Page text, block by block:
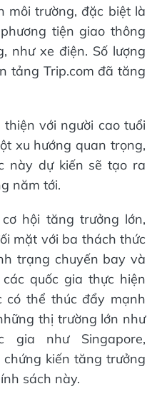
môi trường, đặc biệt là
tiện giao thông
như xe điện. Số lượng
tảng Trip.com đã tăng
với người cao tuổi
xu hướng quan trọng,
này dự kiến sẽ tạo ra
năm tới.
hội tăng trưởng lớn,
mặt với ba thách thức
trạng chuyến bay và
quốc gia thực hiện
có thể thúc đẩy mạnh
thị trường lớn như
gia như Singapore,
kiến tăng trưởng
sách này.